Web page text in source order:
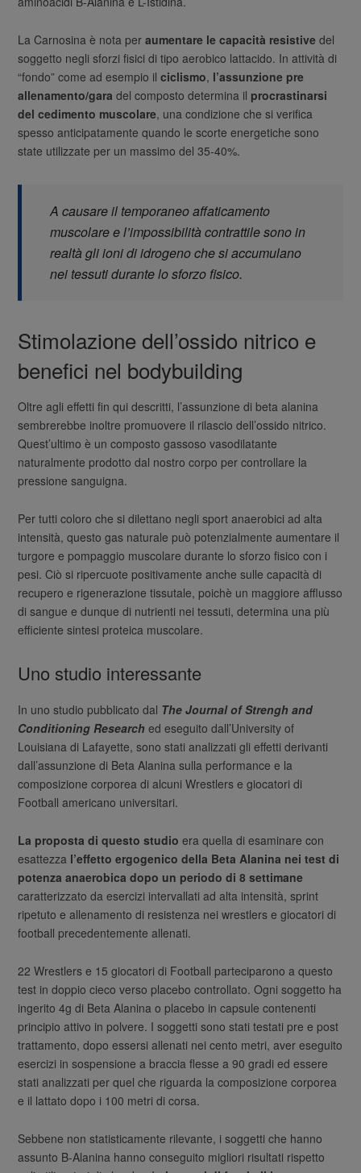
La Carnosina è nota peraumentare le capacità resistive del
soggetto negli sforzi fisici di tipo aerobico lattacido. In attività di
“fondo” come ad esempio ilciclismo, l’assunzione pre
allenamento/gara del composto determina il procrastinarsi
del cedimento muscolare, una condizione che si verifica
spesso anticipatamente quando le scorte energetiche sono
state utilizzate per un massimo del 35-40%.
A causare il temporaneo affaticamento
muscolare e l’impossibilità contrattile sono in
realtà gli ioni di idrogeno che si accumulano
nei tessuti durante lo sforzo fisico.
Stimolazione dell’ossido nitrico e
benefici nel bodybuilding
Oltre agli effetti fin qui descritti, l’assunzione di beta alanina
sembrerebbe inoltre promuovere il rilascio dell’ossido nitrico.
Quest’ultimo è un composto gassoso vasodilatante
naturalmente prodotto dal nostro corpo per controllare la
pressione sanguigna.
Per tutti coloro che si dilettano negli sport anaerobici ad alta
intensità, questo gas naturale può potenzialmente aumentare il
turgore e pompaggio muscolare durante lo sforzo fisico con i
pesi. Ciò si ripercuote positivamente anche sulle capacità di
recupero e rigenerazione tissutale, poichè un maggiore afflusso
di sangue e dunque di nutrienti nei tessuti, determina una più
efficiente sintesi proteica muscolare.
Uno studio interessante
In uno studio pubblicato dal The Journal of Strengh and
Conditioning Research ed eseguito dall’University of
Louisiana di Lafayette, sono stati analizzati gli effetti derivanti
dall’assunzione di Beta Alanina sulla performance e la
composizione corporea di alcuni Wrestlers e giocatori di
Football americano universitari.
La proposta di questo studio era quella di esaminare con
esattezza l’effetto ergogenico della Beta Alanina nei test di
potenza anaerobica dopo un periodo di 8 settimane
caratterizzato da esercizi intervallati ad alta intensità, sprint
ripetuto e allenamento di resistenza nei wrestlers e giocatori di
football precedentemente allenati.
22 Wrestlers e 15 giocatori di Football parteciparono a questo
test in doppio cieco verso placebo controllato. Ogni soggetto ha
ingerito 4g di Beta Alanina o placebo in capsule contenenti
principio attivo in polvere. I soggetti sono stati testati pre e post
trattamento, dopo essersi allenati nei cento metri, aver eseguito
esercizi in sospensione a braccia flesse a 90 gradi ed essere
stati analizzati per quel che riguarda la composizione corporea
e il lattato dopo i 100 metri di corsa.
Sebbene non statisticamente rilevante, i soggetti che hanno
assunto B-Alanina hanno conseguito migliori risultati rispetto